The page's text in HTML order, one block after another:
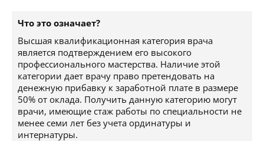
Что это означает?
Высшая квалификационная категория врача
является подтверждением его высокого
профессионального мастерства. Наличие этой
категории дает врачу право претендовать на
денежную прибавку к заработной плате в размере
50% от оклада. Получить данную категорию могут
врачи, имеющие стаж работы по специальности не
менее семи лет без учета ординатуры и
интернатуры.